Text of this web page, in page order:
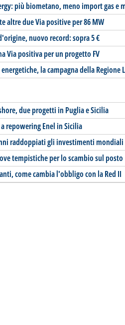
più biometano, meno import gas e
altre due Via positive per 86 MW
nuovo record: sopra 5 €
Via positiva per un progetto FV
la campagna della Regione
due progetti in Puglia e Sicilia
repowering Enel in Sicilia
raddoppiati gli investimenti mondiali
tempistiche per lo scambio sul posto
come cambia l'obbligo con la Red II